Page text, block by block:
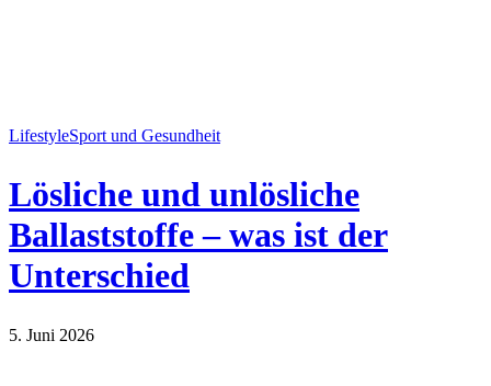
LifestyleSport und Gesundheit
Lösliche und unlösliche
Ballaststoffe – was ist der
Unterschied
5. Juni 2026